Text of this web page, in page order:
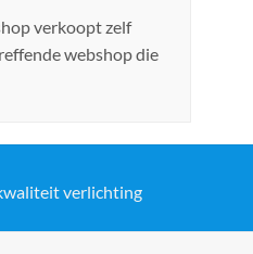
verkoopt zelf
webshop die
verlichting